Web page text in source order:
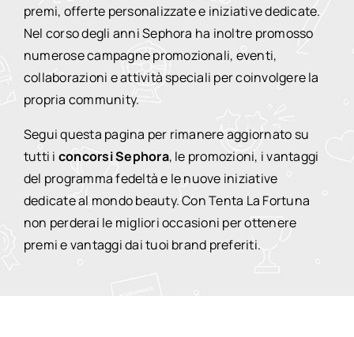
premi, offerte personalizzate e iniziative dedicate.
Nel corso degli anni Sephora ha inoltre promosso
numerose campagne promozionali, eventi,
collaborazioni e attività speciali per coinvolgere la
propria community.
Segui questa pagina per rimanere aggiornato su
tutti i concorsi Sephora, le promozioni, i vantaggi
del programma fedeltà e le nuove iniziative
dedicate al mondo beauty. Con Tenta La Fortuna
non perderai le migliori occasioni per ottenere
premi e vantaggi dai tuoi brand preferiti.